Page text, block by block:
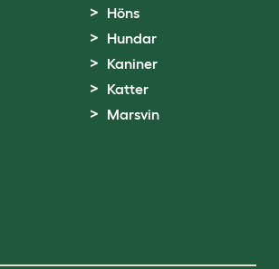
Höns
Hundar
Kaniner
Katter
Marsvin